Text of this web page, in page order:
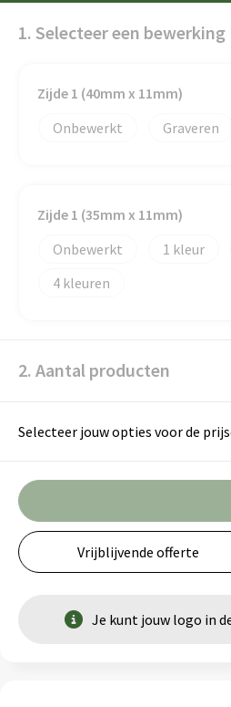
1. Selecteer een bewerking
Zijde 1 (40mm x 11mm)
Onbewerkt
Graveren
Zijde 1 (35mm x 11mm)
Onbewerkt
1
4
2. Aantal producten
Selecteer jouw opties voor de
Vrijblijvende offerte
Je kunt jouw logo in